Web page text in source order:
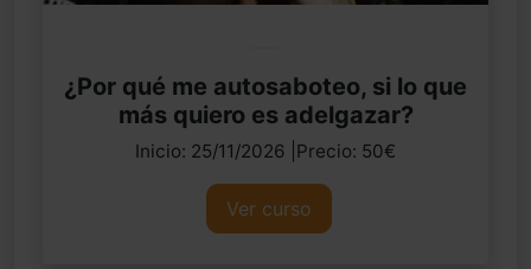
¿Por qué me autosaboteo, si lo que
más quiero es adelgazar?
Inicio: 25/11/2026 |Precio: 50€
Ver curso